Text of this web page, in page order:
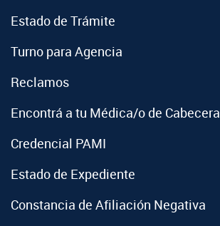
Estado de Trámite
Turno para Agencia
Reclamos
Encontrá a tu Médica/o de Cabecera
Credencial PAMI
Estado de Expediente
Constancia de Afiliación Negativa